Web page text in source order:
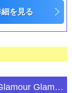
細を見る
YES（イエス）グループ札幌 Glamour Glamour